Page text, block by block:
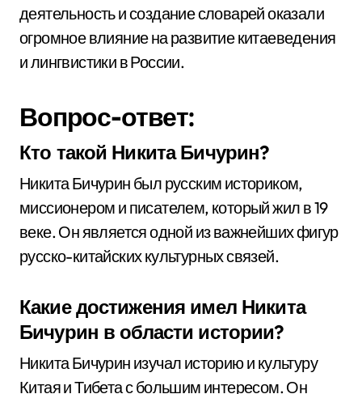
деятельность и создание словарей оказали
огромное влияние на развитие китаеведения
и лингвистики в России.
Вопрос-ответ:
Кто такой Никита Бичурин?
Никита Бичурин был русским историком,
миссионером и писателем, который жил в 19
веке. Он является одной из важнейших фигур
русско-китайских культурных связей.
Какие достижения имел Никита
Бичурин в области истории?
Никита Бичурин изучал историю и культуру
Китая и Тибета с большим интересом. Он